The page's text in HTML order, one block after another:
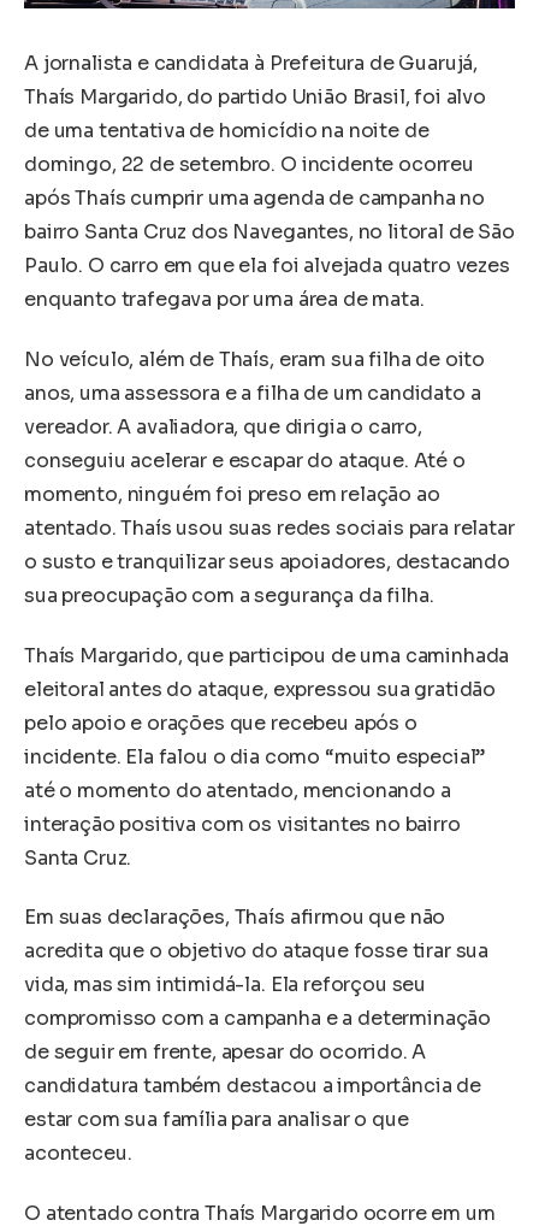
A jornalista e candidata à Prefeitura de Guarujá,
Thaís Margarido, do partido União Brasil, foi alvo
de uma tentativa de homicídio na noite de
domingo, 22 de setembro. O incidente ocorreu
após Thaís cumprir uma agenda de campanha no
bairro Santa Cruz dos Navegantes, no litoral de São
Paulo. O carro em que ela foi alvejada quatro vezes
enquanto trafegava por uma área de mata.
No veículo, além de Thaís, eram sua filha de oito
anos, uma assessora e a filha de um candidato a
vereador. A avaliadora, que dirigia o carro,
conseguiu acelerar e escapar do ataque. Até o
momento, ninguém foi preso em relação ao
atentado. Thaís usou suas redes sociais para relatar
o susto e tranquilizar seus apoiadores, destacando
sua preocupação com a segurança da filha.
Thaís Margarido, que participou de uma caminhada
eleitoral antes do ataque, expressou sua gratidão
pelo apoio e orações que recebeu após o
incidente. Ela falou o dia como “muito especial”
até o momento do atentado, mencionando a
interação positiva com os visitantes no bairro
Santa Cruz.
Em suas declarações, Thaís afirmou que não
acredita que o objetivo do ataque fosse tirar sua
vida, mas sim intimidá-la. Ela reforçou seu
compromisso com a campanha e a determinação
de seguir em frente, apesar do ocorrido. A
candidatura também destacou a importância de
estar com sua família para analisar o que
aconteceu.
O atentado contra Thaís Margarido ocorre em um